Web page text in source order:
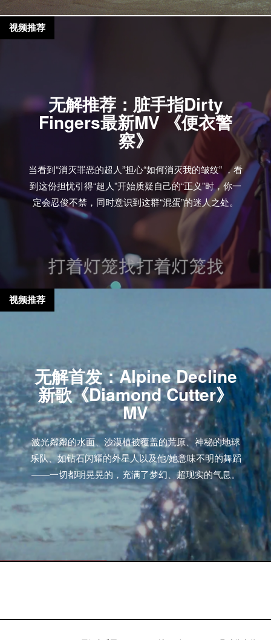
无解推荐：脏手指Dirty
Fingers最新MV 《便衣警
察》
当看到“消灭罪恶的超人”担心“如何消灭我的皱纹” ，看
到这份担忧引得“超人”开始质疑自己的“正义”时，你一
定会忍俊不禁，同时意识到这群“混蛋”的迷人之处。
视频推荐
无解首发：Alpine Decline
新歌《Diamond Cutter》
MV
波光粼粼的水面、沙漠植被覆盖的荒原、神秘的地球
乐队、如钻石闪耀的外星人以及他/她意味不明的舞蹈
——一切都明晃晃的，充满了梦幻、超现实的气息。
视频推荐